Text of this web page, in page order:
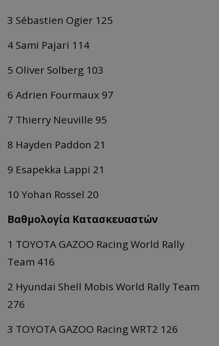
3 Sébastien Ogier 125
4 Sami Pajari 114
5 Oliver Solberg 103
6 Adrien Fourmaux 97
7 Thierry Neuville 95
8 Hayden Paddon 21
9 Esapekka Lappi 21
10 Yohan Rossel 20
Βαθμολογία Κατασκευαστών
1 TOYOTA GAZOO Racing World Rally
Team 416
2 Hyundai Shell Mobis World Rally Team
276
3 TOYOTA GAZOO Racing WRT2 126